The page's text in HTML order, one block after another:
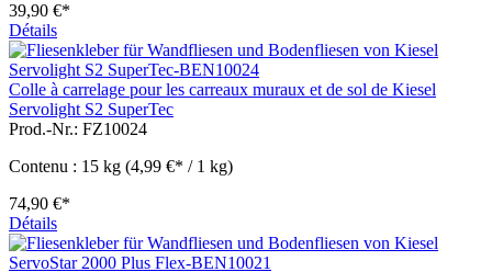
39,90 €*
Détails
Colle à carrelage pour les carreaux muraux et de sol de Kiesel
Servolight S2 SuperTec
Prod.-Nr.: FZ10024
Contenu : 15 kg (4,99 €* / 1 kg)
74,90 €*
Détails